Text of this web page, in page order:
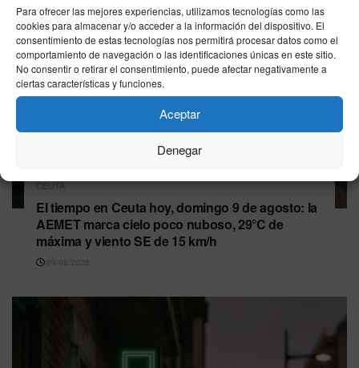
Para ofrecer las mejores experiencias, utilizamos tecnologías como las
cookies para almacenar y/o acceder a la información del dispositivo. El
consentimiento de estas tecnologías nos permitirá procesar datos como el
comportamiento de navegación o las identificaciones únicas en este sitio.
No consentir o retirar el consentimiento, puede afectar negativamente a
ciertas características y funciones.
Aceptar
Denegar
CEUTA
El tiempo en Ceuta hoy, domingo 9 de agosto: la
AEMET marca cielo poco nuboso, 29°C de
máxima y viento SE de 15 km/h
09/08/2026